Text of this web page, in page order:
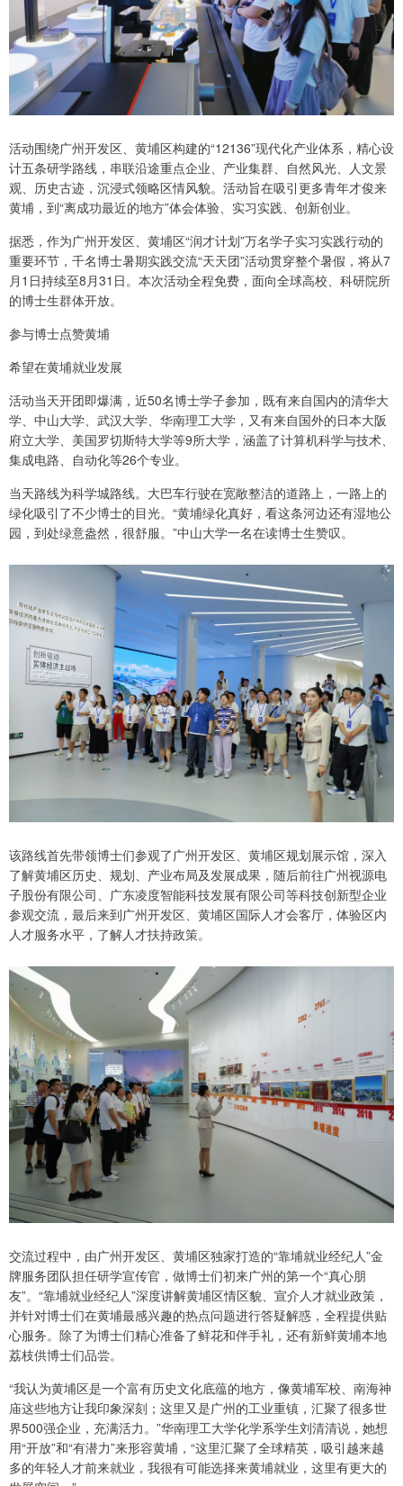
活动围绕广州开发区、黄埔区构建的“12136”现代化产业体系，精心设
计五条研学路线，串联沿途重点企业、产业集群、自然风光、人文景
观、历史古迹，沉浸式领略区情风貌。活动旨在吸引更多青年才俊来
黄埔，到“离成功最近的地方”体会体验、实习实践、创新创业。
据悉，作为广州开发区、黄埔区“润才计划”万名学子实习实践行动的
重要环节，千名博士暑期实践交流“天天团”活动贯穿整个暑假，将从7
月1日持续至8月31日。本次活动全程免费，面向全球高校、科研院所
的博士生群体开放。
参与博士点赞黄埔
希望在黄埔就业发展
活动当天开团即爆满，近50名博士学子参加，既有来自国内的清华大
学、中山大学、武汉大学、华南理工大学，又有来自国外的日本大阪
府立大学、美国罗切斯特大学等9所大学，涵盖了计算机科学与技术、
集成电路、自动化等26个专业。
当天路线为科学城路线。大巴车行驶在宽敞整洁的道路上，一路上的
绿化吸引了不少博士的目光。“黄埔绿化真好，看这条河边还有湿地公
园，到处绿意盎然，很舒服。”中山大学一名在读博士生赞叹。
该路线首先带领博士们参观了广州开发区、黄埔区规划展示馆，深入
了解黄埔区历史、规划、产业布局及发展成果，随后前往广州视源电
子股份有限公司、广东凌度智能科技发展有限公司等科技创新型企业
参观交流，最后来到广州开发区、黄埔区国际人才会客厅，体验区内
人才服务水平，了解人才扶持政策。
交流过程中，由广州开发区、黄埔区独家打造的“靠埔就业经纪人”金
牌服务团队担任研学宣传官，做博士们初来广州的第一个“真心朋
友”。“靠埔就业经纪人”深度讲解黄埔区情区貌、宣介人才就业政策，
并针对博士们在黄埔最感兴趣的热点问题进行答疑解惑，全程提供贴
心服务。除了为博士们精心准备了鲜花和伴手礼，还有新鲜黄埔本地
荔枝供博士们品尝。
“我认为黄埔区是一个富有历史文化底蕴的地方，像黄埔军校、南海神
庙这些地方让我印象深刻；这里又是广州的工业重镇，汇聚了很多世
界500强企业，充满活力。”华南理工大学化学系学生刘清清说，她想
用“开放”和“有潜力”来形容黄埔，“这里汇聚了全球精英，吸引越来越
多的年轻人才前来就业，我很有可能选择来黄埔就业，这里有更大的